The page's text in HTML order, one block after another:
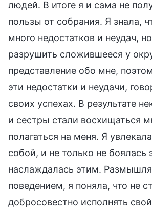
людей. В итоге я и сама не
пользы от собрания. Я знала,
много недостатков и неудач,
разрушить сложившееся у
представление обо мне,
эти недостатки и неудачи,
своих успехах. В результате
и сестры стали восхищаться
полагаться на меня. Я
собой, и не только не боялась
наслаждалась этим.
поведением, я поняла, что не
добросовестно исполнять